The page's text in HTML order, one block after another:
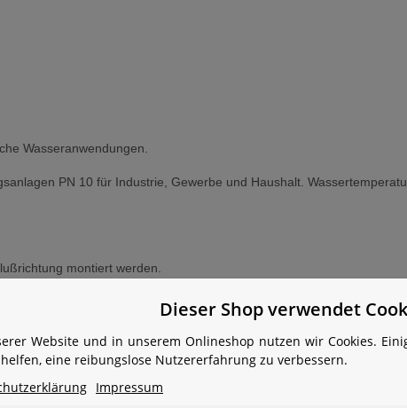
Wasseranwendungen.
PN 10 für Industrie, Gewerbe und Haushalt.
montiert werden.
entsprechend hohe Betriebssicherheit.
werden.
Enthärtungsanlage etc.
Dieser Shop verwendet
Website und in unserem Onlineshop nutzen wir Cookies.
eine reibungslose Nutzererfahrung zu verbessern.
Impressum